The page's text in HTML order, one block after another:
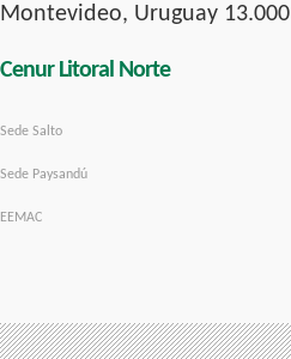
Montevideo, Uruguay 13.000
Cenur Litoral Norte
Sede Salto
Sede Paysandú
EEMAC